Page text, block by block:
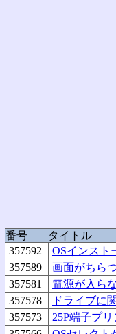
番号
タイトル
357592
OSインスト
357589
画面がちら
357581
電源が入ら
357578
ドライブに
357573
25P端子プ